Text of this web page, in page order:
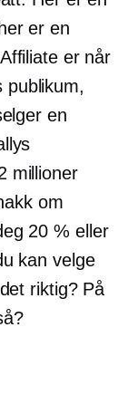
er en
er når
publikum,
en
millioner
om
20 % eller
kan velge
riktig? På